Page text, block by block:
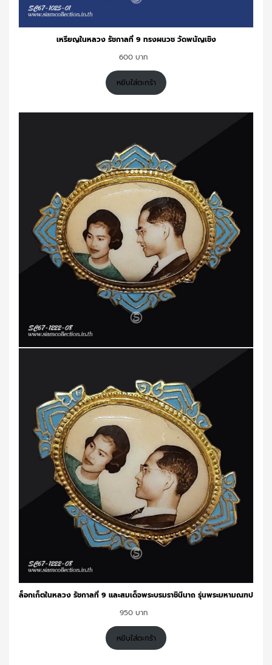
เหรียญในหลวง รัชกาลที่ 9 ทรงผนวช วัดพนัญเชิง
600
หยิบใส่ตะกร้า
ล็อกเก็ตในหลวง รัชกาลที่ 9 และสมเด็จพระบรมราชินีนาถ รุ่นพระมหามณฑป
950
หยิบใส่ตะกร้า